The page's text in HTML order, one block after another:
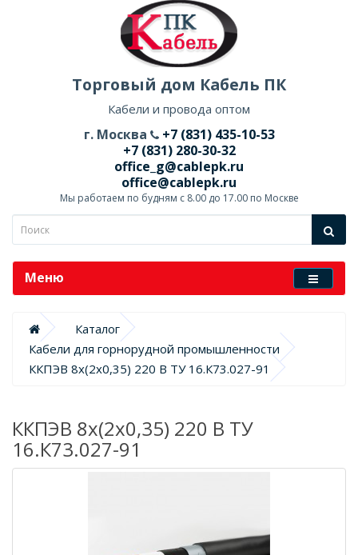
Торговый дом Кабель ПК
Кабели и провода оптом
г. Москва
+7 (831) 435-10-53
+7 (831) 280-30-32
office_g@cablepk.ru
office@cablepk.ru
Мы работаем по будням с 8.00 до 17.00 по Москве
Меню
Каталог
Кабели для горнорудной промышленности
ККПЭВ 8х(2х0,35) 220 В ТУ 16.К73.027-91
ККПЭВ 8х(2х0,35) 220 В ТУ
16.К73.027-91